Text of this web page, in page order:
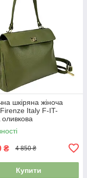
шкіряна жіноча
Italy F-IT-
₴ 4 850 ₴
Купити